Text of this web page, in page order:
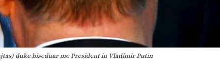
duke biseduar me President in Vladimir Putin